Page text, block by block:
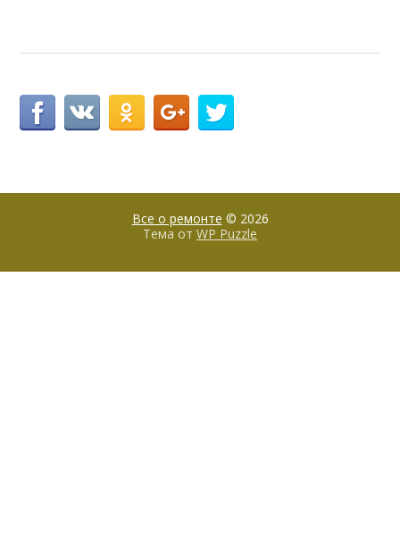
Все о ремонте © 2026
Тема от WP Puzzle